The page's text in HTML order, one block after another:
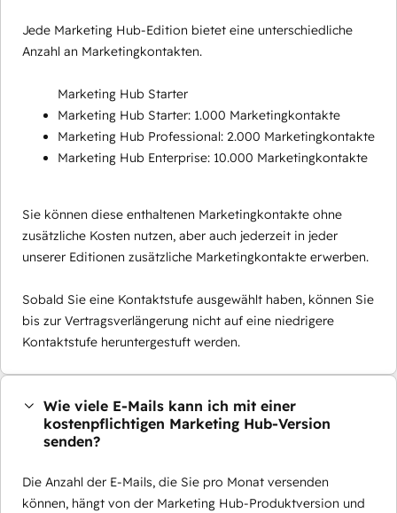
Jede Marketing Hub-Edition bietet eine unterschiedliche
Anzahl an Marketingkontakten.
Marketing Hub Starter
Marketing Hub Starter: 1.000 Marketingkontakte
Marketing Hub Professional: 2.000 Marketingkontakte
Marketing Hub Enterprise: 10.000 Marketingkontakte
Sie können diese enthaltenen Marketingkontakte ohne
zusätzliche Kosten nutzen, aber auch jederzeit in jeder
unserer Editionen zusätzliche Marketingkontakte erwerben.
Sobald Sie eine Kontaktstufe ausgewählt haben, können Sie
bis zur Vertragsverlängerung nicht auf eine niedrigere
Kontaktstufe heruntergestuft werden.
Wie viele E-Mails kann ich mit einer
kostenpflichtigen Marketing Hub-Version
senden?
Die Anzahl der E-Mails, die Sie pro Monat versenden
können, hängt von der Marketing Hub-Produktversion und